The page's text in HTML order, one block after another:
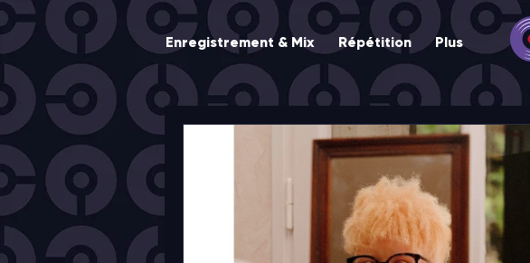
Enregistrement & Mix Répétition Plus